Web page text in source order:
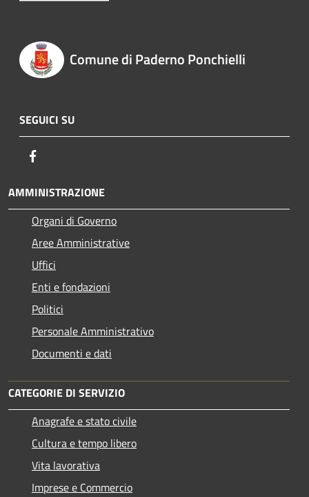
Comune di Paderno Ponchielli
SEGUICI SU
AMMINISTRAZIONE
Organi di Governo
Aree Amministrative
Uffici
Enti e fondazioni
Politici
Personale Amministrativo
Documenti e dati
CATEGORIE DI SERVIZIO
Anagrafe e stato civile
Cultura e tempo libero
Vita lavorativa
Imprese e Commercio